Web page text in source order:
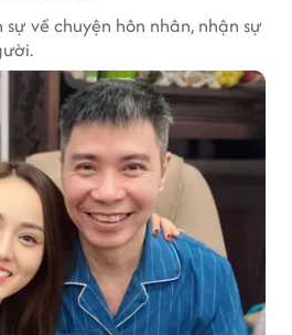
sự về chuyện hôn nhân, nhận sự